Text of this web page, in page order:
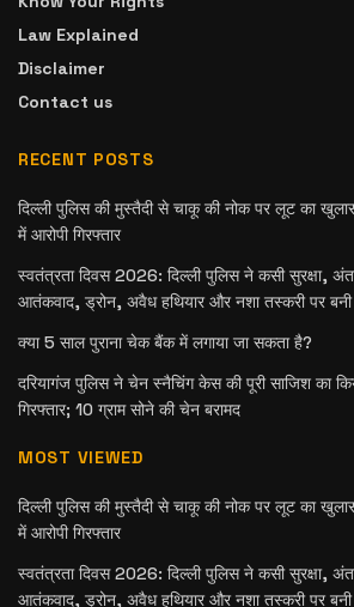
Law Explained
Disclaimer
Contact us
RECENT POSTS
दिल्ली पुलिस की मुस्तैदी से चाकू की नोक पर लूट का
में आरोपी गिरफ्तार
स्वतंत्रता दिवस 2026: दिल्ली पुलिस ने कसी सुरक्षा,
आतंकवाद, ड्रोन, अवैध हथियार और नशा तस्करी पर
क्या 5 साल पुराना चेक बैंक में लगाया जा सकता है?
दरियागंज पुलिस ने चेन स्नैचिंग केस की पूरी साजिश का
गिरफ्तार; 10 ग्राम सोने की चेन बरामद
MOST VIEWED
दिल्ली पुलिस की मुस्तैदी से चाकू की नोक पर लूट का
में आरोपी गिरफ्तार
स्वतंत्रता दिवस 2026: दिल्ली पुलिस ने कसी सुरक्षा,
आतंकवाद, ड्रोन, अवैध हथियार और नशा तस्करी पर